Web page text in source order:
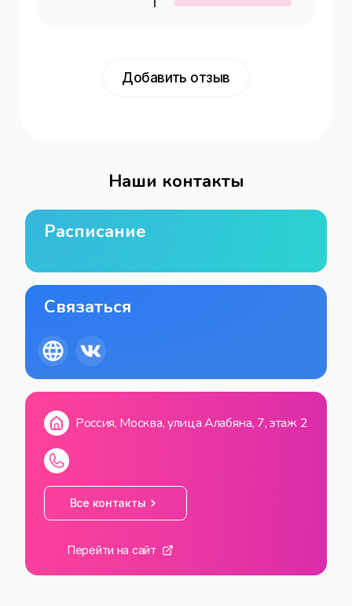
Добавить отзыв
Наши контакты
Расписание
Связаться
Россия, Москва, улица Алабяна, 7, этаж 2
Все контакты
Перейти на сайт